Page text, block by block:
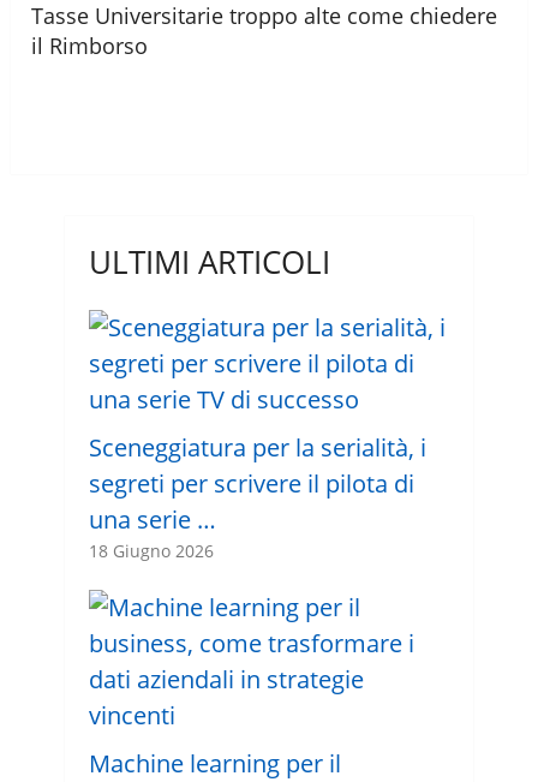
Tasse Universitarie troppo alte come chiedere
il Rimborso
ULTIMI ARTICOLI
Sceneggiatura per la serialità, i
segreti per scrivere il pilota di
una serie …
18 Giugno 2026
Machine learning per il